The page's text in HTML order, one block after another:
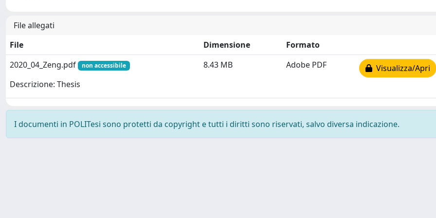
File allegati
File
Dimensione
Formato
2020_04_Zeng.pdf
non accessibile
Descrizione: Thesis
8.43 MB Adobe PDF Visualizza/Apri
I documenti in POLITesi sono protetti da copyright e tutti i diritti sono riservati, salvo diversa indicazione.